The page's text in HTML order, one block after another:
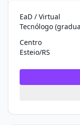
EaD / Virtual
Tecnólogo
Centro
Esteio/RS